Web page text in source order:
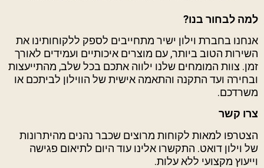
למה לבחור בנו?
אנחנו בחברת וילון ישיר מתחייבים לספק ללקוחותינו את
השירות הטוב ביותר, עם מוצרים איכותיים ועמידים לאורך
זמן. צוות המומחים שלנו ילווה אתכם בכל שלב, מהתייעצות
ובחירה ועד התקנה והתאמה אישית של הווילון לביתכם או
משרדכם.
צרו קשר
הצטרפו למאות לקוחות מרוצים שכבר נהנים מהיתרונות
של וילון דואט. התקשרו אלינו עוד היום לתיאום פגישה
וייעוץ מקצועי ללא עלות.